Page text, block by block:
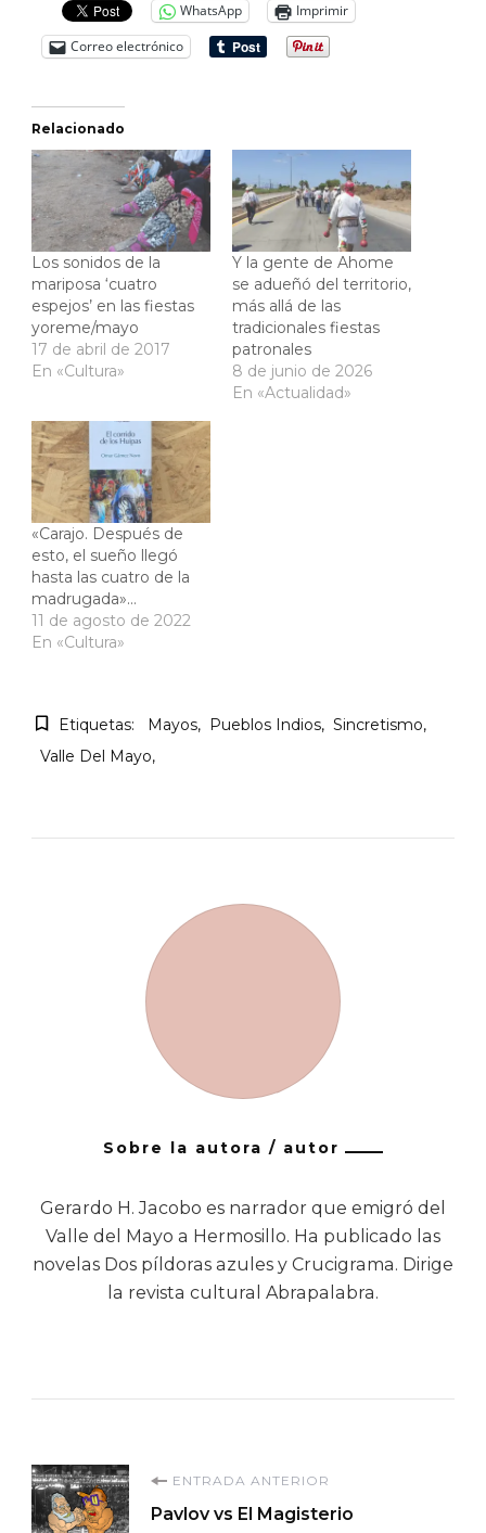
WhatsApp
Imprimir
Correo electrónico
Relacionado
Los sonidos de la
mariposa ‘cuatro
espejos’ en las fiestas
yoreme/mayo
17 de abril de 2017
En «Cultura»
Y la gente de Ahome
se adueñó del territorio,
más allá de las
tradicionales fiestas
patronales
8 de junio de 2026
En «Actualidad»
«Carajo. Después de
esto, el sueño llegó
hasta las cuatro de la
madrugada»…
11 de agosto de 2022
En «Cultura»
Etiquetas: Mayos Pueblos Indios
Sincretismo
Valle Del Mayo
Sobre la autora / autor
Gerardo H. Jacobo es narrador que emigró del
Valle del Mayo a Hermosillo. Ha publicado las
novelas Dos píldoras azules y Crucigrama. Dirige
la revista cultural Abrapalabra.
Navegación
ENTRADA ANTERIOR
Pavlov vs El Magisterio